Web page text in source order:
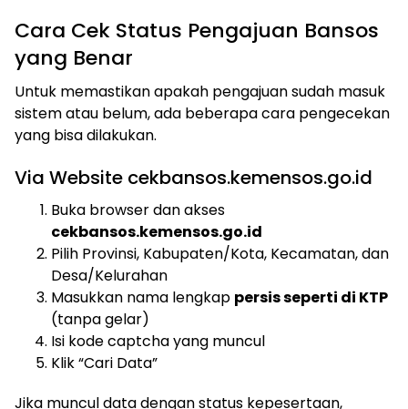
Cara Cek Status Pengajuan Bansos
yang Benar
Untuk memastikan apakah pengajuan sudah masuk
sistem atau belum, ada beberapa cara pengecekan
yang bisa dilakukan.
Via Website cekbansos.kemensos.go.id
Buka browser dan akses
cekbansos.kemensos.go.id
Pilih Provinsi, Kabupaten/Kota, Kecamatan, dan
Desa/Kelurahan
Masukkan nama lengkap persis seperti di KTP
(tanpa gelar)
Isi kode captcha yang muncul
Klik “Cari Data”
Jika muncul data dengan status kepesertaan,